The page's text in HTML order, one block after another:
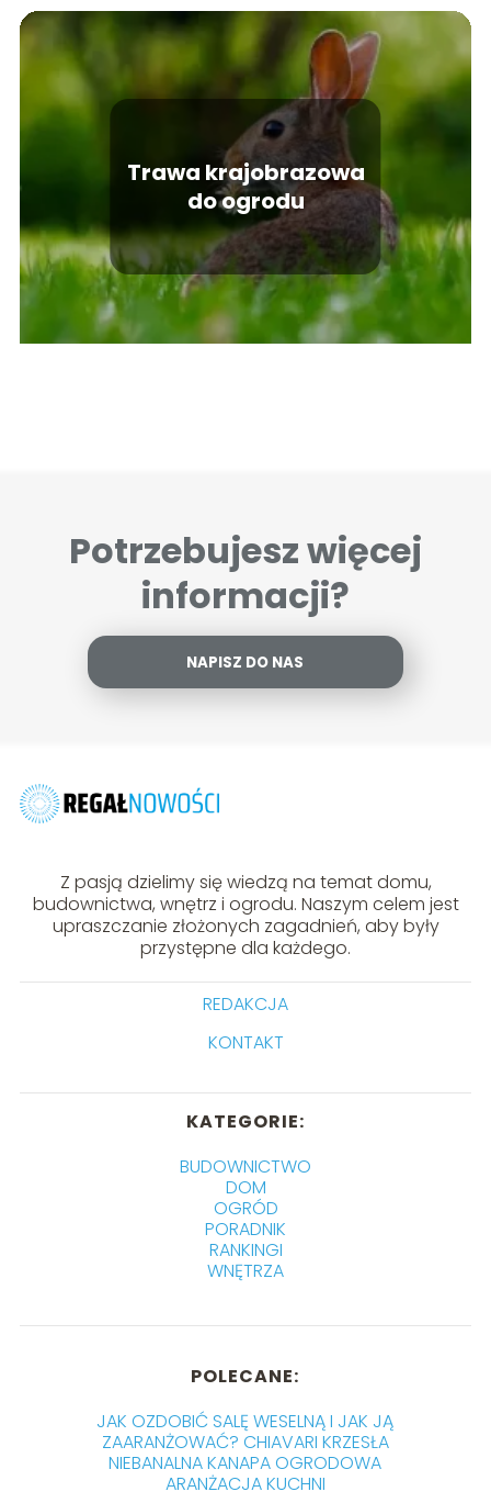
Trawa krajobrazowa
do ogrodu
Potrzebujesz więcej
informacji?
NAPISZ DO NAS
Z pasją dzielimy się wiedzą na temat domu,
budownictwa, wnętrz i ogrodu. Naszym celem jest
upraszczanie złożonych zagadnień, aby były
przystępne dla każdego.
REDAKCJA
KONTAKT
KATEGORIE:
BUDOWNICTWO
DOM
OGRÓD
PORADNIK
RANKINGI
WNĘTRZA
POLECANE:
JAK OZDOBIĆ SALĘ WESELNĄ I JAK JĄ
ZAARANŻOWAĆ? CHIAVARI KRZESŁA
NIEBANALNA KANAPA OGRODOWA
ARANŻACJA KUCHNI